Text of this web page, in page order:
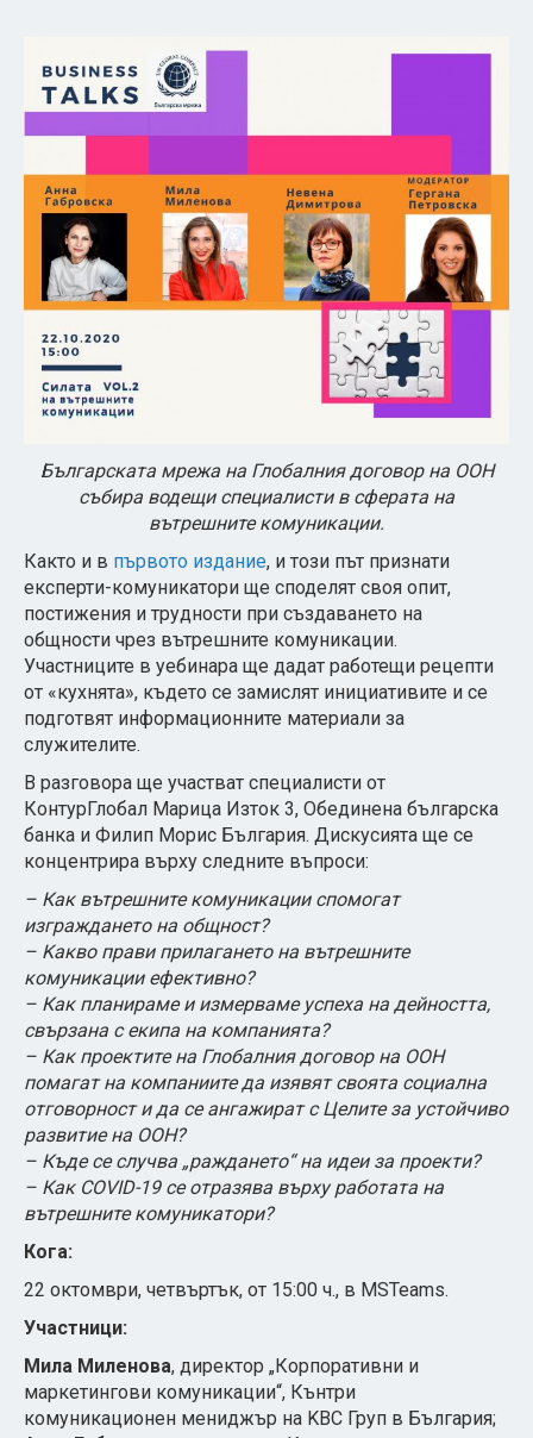
Българската мрежа на Глобалния договор на ООН
събира водещи специалисти в сферата на
вътрешните комуникации.
Както и в първото издание, и този път признати
експерти-комуникатори ще споделят своя опит,
постижения и трудности при създаването на
общности чрез вътрешните комуникации.
Участниците в уебинара ще дадат работещи рецепти
от «кухнята», където се замислят инициативите и се
подготвят информационните материали за
служителите.
В разговора ще участват специалисти от
КонтурГлобал Марица Изток 3, Обединена българска
банка и Филип Морис България. Дискусията ще се
концентрира върху следните въпроси:
– Как вътрешните комуникации спомогат
изграждането на общност?
– Kакво прави прилагането на вътрешните
комуникации ефективно?
– Как планираме и измерваме успеха на дейността,
свързана с екипа на компанията?
– Как проектите на Глобалния договор на ООН
помагат на компаниите да изявят своята социална
отговорност и да се ангажират с Целите за устойчиво
развитие на ООН?
– Къде се случва „раждането“ на идеи за проекти?
– Как COVID-19 се отразява върху работата на
вътрешните комуникатори?
Кога:
22 октомври, четвъртък, от 15:00 ч., в MSTeams.
Участници:
Мила Миленова, директор „Корпоративни и
маркетингови комуникации“, Кънтри
комуникационен мениджър на KBC Груп в България;